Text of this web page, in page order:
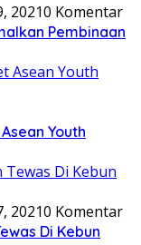
20210 Komentar
Pembinaan
Youth
20210 Komentar
Di Kebun